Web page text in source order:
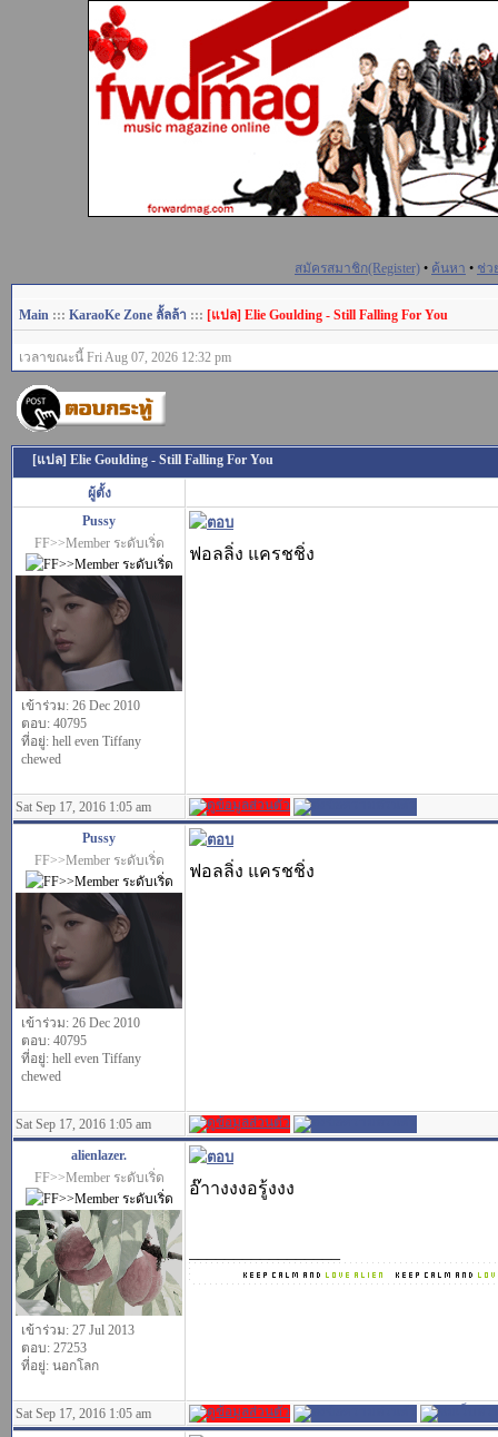
สมัครสมาชิก(Register) • ค้นหา • ช่ว
Main ::: KaraoKe Zone ลั้ลล้า ::: [แปล] Elie Goulding - Still Falling For You
เวลาขณะนี้ Fri Aug 07, 2026 12:32 pm
[แปล] Elie Goulding - Still Falling For You
ผู้ตั้ง
Pussy
FF>>Member ระดับเริ่ด
เข้าร่วม: 26 Dec 2010
ตอบ: 40795
ที่อยู่: hell even Tiffany
chewed
ฟอลลิ่ง แครชชิ่ง
Sat Sep 17, 2016 1:05 am
Pussy
FF>>Member ระดับเริ่ด
เข้าร่วม: 26 Dec 2010
ตอบ: 40795
ที่อยู่: hell even Tiffany
chewed
ฟอลลิ่ง แครชชิ่ง
Sat Sep 17, 2016 1:05 am
alienlazer.
FF>>Member ระดับเริ่ด
เข้าร่วม: 27 Jul 2013
ตอบ: 27253
ที่อยู่: นอกโลก
อ๊าางงงอรู้งงง
Sat Sep 17, 2016 1:05 am